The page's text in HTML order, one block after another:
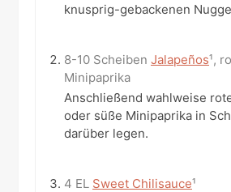
knusprig-gebackenen
8-10 Scheiben Jalapeños¹,
Minipaprika
Anschließend wahlweise
oder süße Minipaprika in
darüber legen.
4 EL Sweet Chilisauce¹